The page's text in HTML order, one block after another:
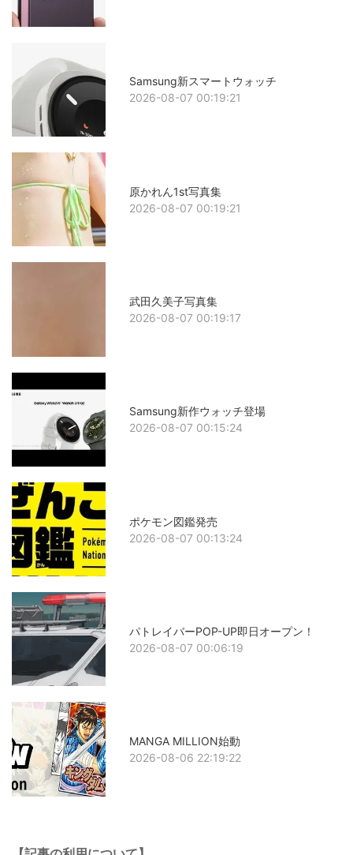
Samsung新スマートウォッチ
2026-08-07 00:19:21
原かれん1st写真集
2026-08-07 00:19:21
武田久美子写真集
2026-08-07 00:19:17
Samsung新作ウォッチ登場
2026-08-07 00:15:24
ポケモン図鑑発売
2026-08-07 00:13:24
パトレイバーPOP-UP即日オープン！
2026-08-07 00:06:19
MANGA MILLION始動
2026-08-06 22:19:22